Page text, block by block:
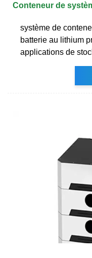
Conteneur de
système de
batterie au lithium
applications de